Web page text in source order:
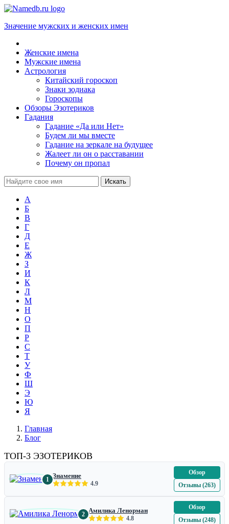
Значение мужских и женских имен
Женские имена
Мужские имена
Астрология
Китайский гороскоп
Знаки зодиака
Гороскопы
Обзоры Эзотериков
Гадания
Гадание «Да или Нет»
Будем ли мы вместе
Гадание на зеркале на будущее
Жалеет ли он о расставании
Почему он пропал
А
Б
В
Г
Д
Е
Ж
З
И
К
Л
М
Н
О
П
Р
С
Т
У
Ф
Ш
Э
Ю
Я
Главная
Блог
ТОП-3 ЭЗОТЕРИКОВ
1 Знамение
4.9
Обзор
Отзывы (263)
2 Амилика Ленорман
4.8
Обзор
Отзывы (248)